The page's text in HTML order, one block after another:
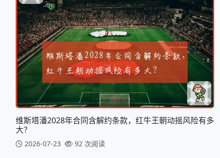
维斯塔潘2028年合同含解约条款，红牛王朝动摇风险有多
大？
2026-07-23 92 次阅读